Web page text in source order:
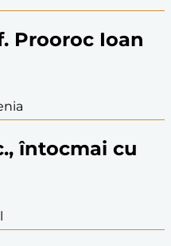
Prooroc Ioan
întocmai cu